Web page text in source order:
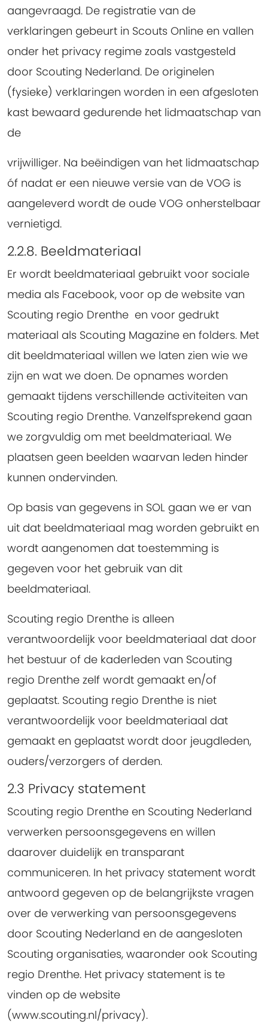
aangevraagd. De registratie van de
verklaringen gebeurt in Scouts Online en vallen
onder het privacy regime zoals vastgesteld
door Scouting Nederland. De originelen
(fysieke) verklaringen worden in een afgesloten
kast bewaard gedurende het lidmaatschap van
de
vrijwilliger. Na beëindigen van het lidmaatschap
óf nadat er een nieuwe versie van de VOG is
aangeleverd wordt de oude VOG onherstelbaar
vernietigd.
2.2.8. Beeldmateriaal
Er wordt beeldmateriaal gebruikt voor sociale
media als Facebook, voor op de website van
Scouting regio Drenthe en voor gedrukt
materiaal als Scouting Magazine en folders. Met
dit beeldmateriaal willen we laten zien wie we
zijn en wat we doen. De opnames worden
gemaakt tijdens verschillende activiteiten van
Scouting regio Drenthe. Vanzelfsprekend gaan
we zorgvuldig om met beeldmateriaal. We
plaatsen geen beelden waarvan leden hinder
kunnen ondervinden.
Op basis van gegevens in SOL gaan we er van
uit dat beeldmateriaal mag worden gebruikt en
wordt aangenomen dat toestemming is
gegeven voor het gebruik van dit
beeldmateriaal.
Scouting regio Drenthe is alleen
verantwoordelijk voor beeldmateriaal dat door
het bestuur of de kaderleden van Scouting
regio Drenthe zelf wordt gemaakt en/of
geplaatst. Scouting regio Drenthe is niet
verantwoordelijk voor beeldmateriaal dat
gemaakt en geplaatst wordt door jeugdleden,
ouders/verzorgers of derden.
2.3 Privacy statement
Scouting regio Drenthe en Scouting Nederland
verwerken persoonsgegevens en willen
daarover duidelijk en transparant
communiceren. In het privacy statement wordt
antwoord gegeven op de belangrijkste vragen
over de verwerking van persoonsgegevens
door Scouting Nederland en de aangesloten
Scouting organisaties, waaronder ook Scouting
regio Drenthe. Het privacy statement is te
vinden op de website
(www.scouting.nl/privacy).